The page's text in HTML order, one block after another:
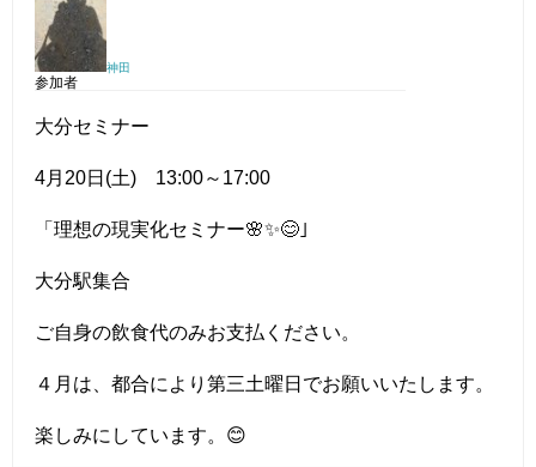
神田
参加者
大分セミナー
4月20日(土) 13:00～17:00
「理想の現実化セミナー🌸✨😊｣
大分駅集合
ご自身の飲食代のみお支払ください。
４月は、都合により第三土曜日でお願いいたします。
楽しみにしています。😊